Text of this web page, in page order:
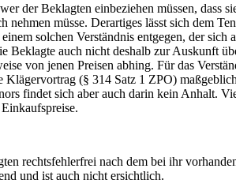
Beklagten einbeziehen müssen, dass
müsse. Derartiges lässt sich dem
solchen Verständnis entgegen, der
auch nicht deshalb zur Auskunft
von jenen Preisen abhing. Für das
(§ 314 Satz 1 ZPO)
findet sich aber auch darin kein Anhalt.
nach dem bei ihr
und ist auch nicht ersichtlich.